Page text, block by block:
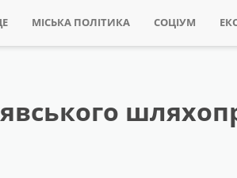
МІСЬКА ПОЛІТИКА СОЦІУМ